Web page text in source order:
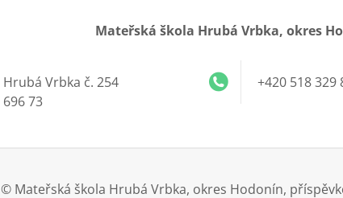
Mateřská škola Hrubá Vrbka, okres
Hrubá Vrbka č. 254
696 73
+420 518 329
© Mateřská škola Hrubá Vrbka, okres Hodonín,